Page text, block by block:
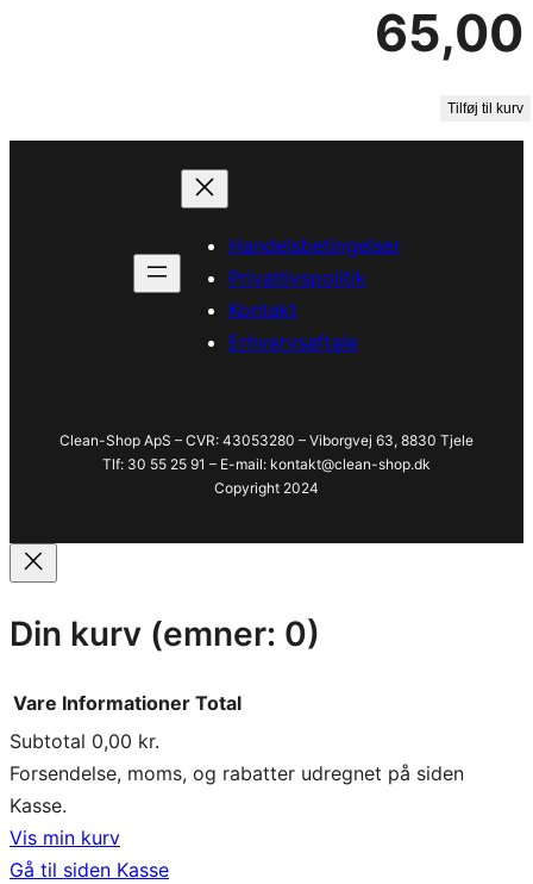
Tilføj til kurv
Handelsbetingelser
Privatlivspolitik
Kontakt
Erhvervsaftale
Clean-Shop ApS – CVR: 43053280 – Viborgvej 63, 8830 Tjele
Tlf: 30 55 25 91 – E-mail: kontakt@clean-shop.dk
Copyright 2024
Din kurv (emner: 0)
Varer
i
indkøbskurv
Vare Informationer Total
Subtotal 0,00 kr.
Forsendelse, moms, og rabatter udregnet på siden
Kasse.
Vis min kurv
Gå til siden Kasse